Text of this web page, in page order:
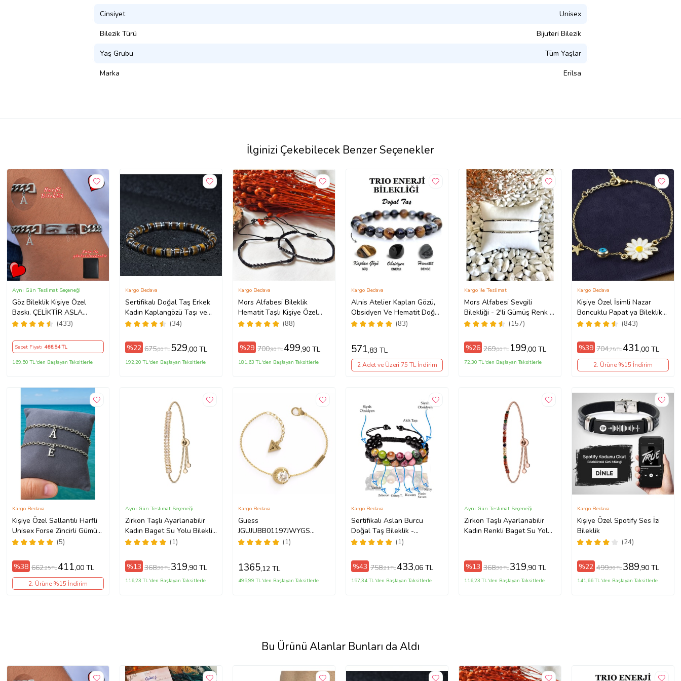
Cinsiyet Unisex
Bilezik Türü Bijuteri Bilezik
Yaş Grubu Tüm Yaşlar
Marka Erilsa
İlginizi Çekebilecek Benzer Seçenekler
Göz Bileklik Kişiye Özel
Baskı. ÇELİKTİR ASLA
PASLANMAZ (433)
Aynı Gün Teslimat Seçeneği
Sepet Fiyatı 466,54 TL
169,50 TL'den Başlayan Taksitlerle
Sertifikalı Doğal Taş Erkek
Kadın Kaplangözü Taşı ve
Hematit Özel Tasarım
(34)
Kargo Bedava
%22 675,00 TL 529,00 TL
192,20 TL'den Başlayan Taksitlerle
Mors Alfabesi Bileklik
Hematit Taşlı Kişiye Özel
Sevgili Çift Bilekliği
(88)
Kargo Bedava
%29 700,90 TL499,90 TL
181,63 TL'den Başlayan Taksitlerle
Alnis Atelier Kaplan Gözü,
Obsidyen Ve Hematit Doğal
Taş Erkek Bileklik (KAHVE-
(83)
Kargo Bedava
571,83 TL
2 Adet ve Üzeri 75 TL İndirim
Mors Alfabesi Sevgili
Bilekliği - 2'li Gümüş Renk +
(1 Adet Hediye Bileklik)
(157)
Kargo ile Teslimat
%26 269,00 TL 199,00 TL
72,30 TL'den Başlayan Taksitlerle
Kişiye Özel İsimli Nazar
Boncuklu Papat ya Bileklik
bbb07 (Altın) (843)
Kargo Bedava
%39 704,75 TL431,00 TL
2. Ürüne %15 İndirim
Kişiye Özel Sallantılı Harfli
Unisex Forse Zincirli Gümüş
Renk Çift Bilekliği eck09c
(5)
Kargo Bedava
%38 662,25 TL411,00 TL
2. Ürüne %15 İndirim
Zirkon Taşlı Ayarlanabilir
Kadın Baget Su Yolu Bileklik
(Gold)
(1)
Aynı Gün Teslimat Seçeneği
%13 368,90 TL 319,90 TL
116,23 TL'den Başlayan Taksitlerle
Guess
JGUJUBB01197JWYGS
Bayan Bileklik (1)
Kargo Bedava
1365,12 TL
495,99 TL'den Başlayan Taksitlerle
Sertifikalı Aslan Burcu
Doğal Taş Bileklik -
Makrome (Çok Renkli)
(1)
Kargo Bedava
%43 758,21 TL433,06 TL
157,34 TL'den Başlayan Taksitlerle
Zirkon Taşlı Ayarlanabilir
Kadın Renkli Baget Su Yolu
Aynı Gün Teslimat Seçeneği
%13 368,90 TL 319,90 TL
116,23 TL'den Başlayan Taksitlerle
Kişiye Özel Spotify Ses İzi
Bileklik
(24)
Kargo Bedava
%22 499,90 TL 389,90 TL
141,66 TL'den Başlayan Taksitlerle
Bu Ürünü Alanlar Bunları da Aldı